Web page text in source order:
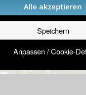
Alle akzeptieren
Speichern
Anpassen / Cookie-